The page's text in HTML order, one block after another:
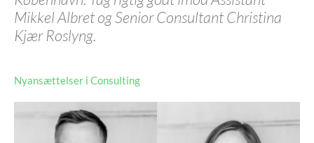
Mikkel Albret og Senior Consultant Christina
Kjær Roslyng.
Nyansættelser i Consulting